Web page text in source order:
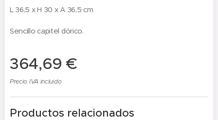
L 36,5 x H 30 x A 36,5 cm
Sencillo capitel dórico.
364,69 €
Precio IVA incluido
Productos relacionados